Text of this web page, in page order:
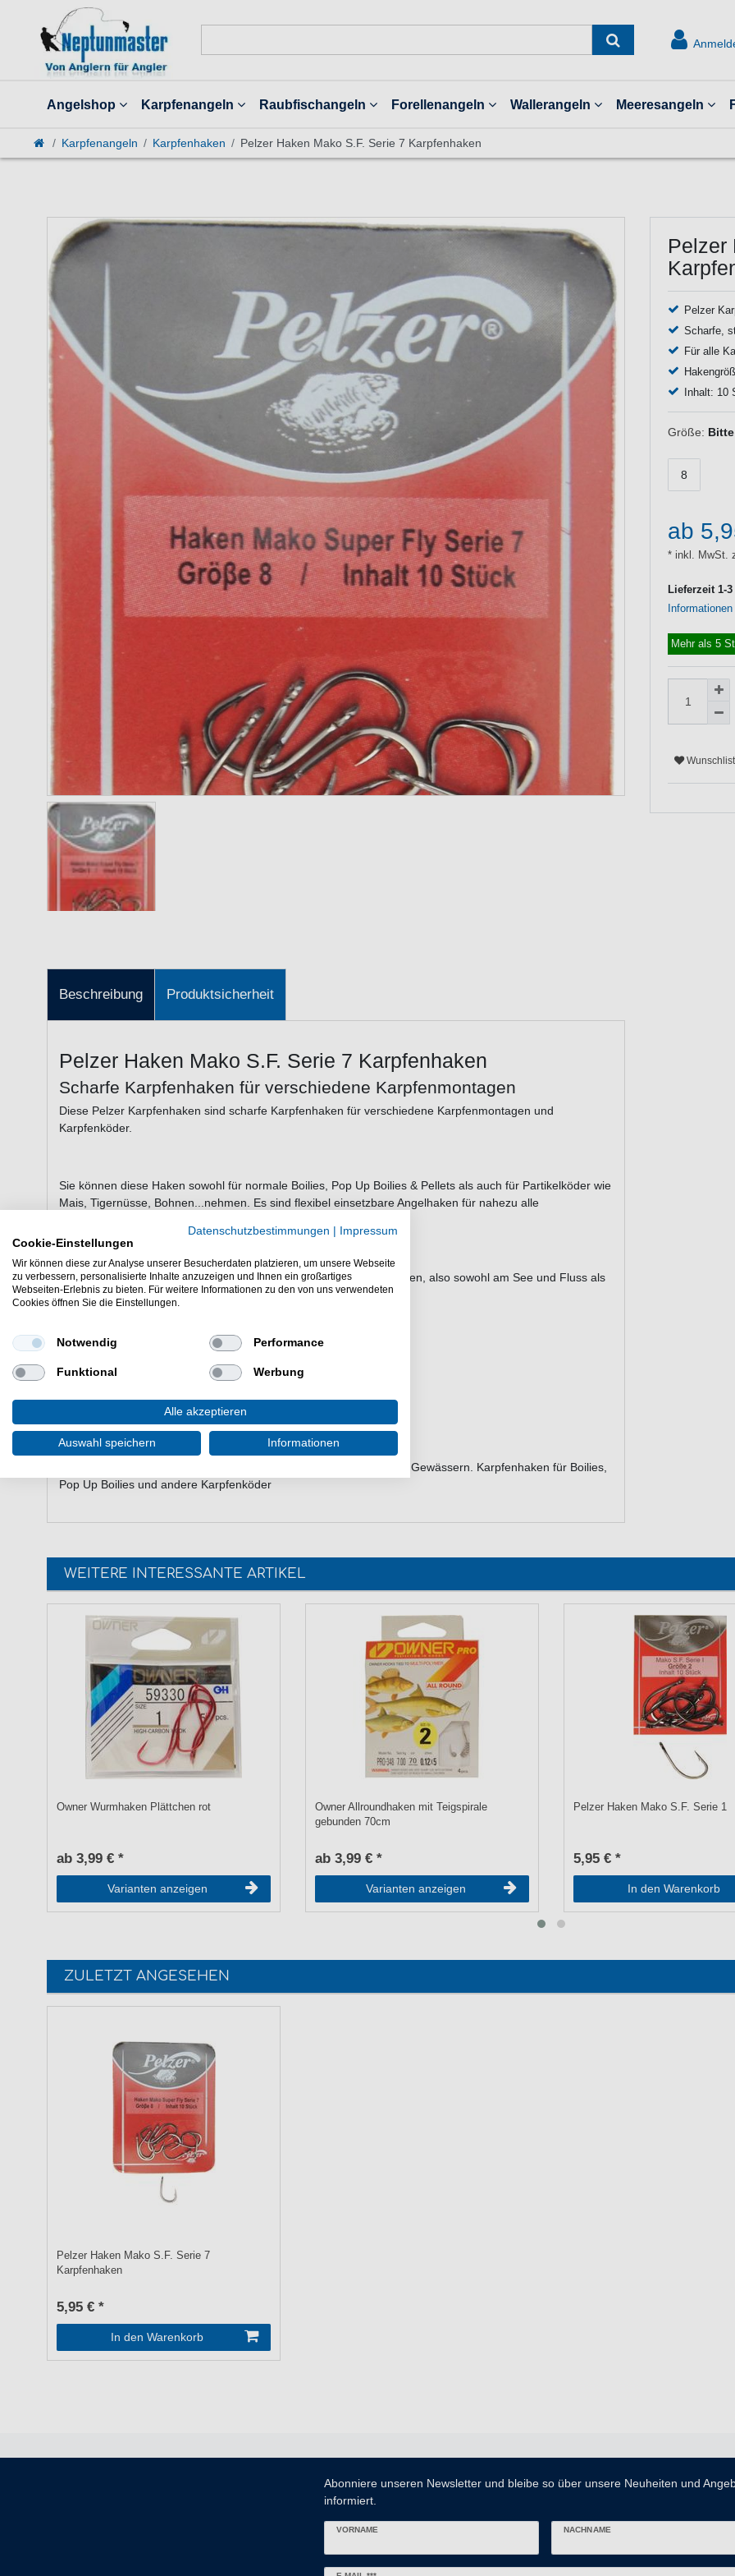
Angelshop Karpfenangeln Raubfischangeln Forellenangeln Wallerangeln Meeresangeln
Karpfenangeln Karpfenhaken Pelzer Haken Mako S.F. Serie 7 Karpfenhaken
Pelzer
Pelzer
Scharfe,
Für alle
Inhalt: 10
Größe:
8
ab
* inkl. MwSt.
Lieferzeit 1-
Mehr als 5
Beschreibung Produktsicherheit
Pelzer Haken Mako S.F. Serie 7 Karpfenhaken
Scharfe Karpfenhaken für verschiedene Karpfenmontagen
Diese Pelzer Karpfenhaken sind scharfe Karpfenhaken für verschiedene Karpfenmontagen und
Karpfenköder.
Sie können diese Haken sowohl für normale Boilies, Pop Up Boilies & Pellets als auch für Partikelköder wie
Mais, Tigernüsse, Bohnen...nehmen. Es sind flexibel einsetzbare Angelhaken für nahezu alle
Diese Pelzer Karpfenhaken können Sie an allen Gewässern einsetzen, also sowohl am See und Fluss als
auch am Kanal.
Hakengröße: wahlweise 2, 4, 6 oder 8
Inhalt pro Packung: 10 Haken
Stabile Pelzer Karpfenhaken zum Karpfenangeln an verschiedenen Gewässern. Karpfenhaken für Boilies,
Pop Up Boilies und andere Karpfenköder
WEITERE INTERESSANTE ARTIKEL
Owner Wurmhaken Plättchen rot
ab 3,99 € *
Varianten anzeigen
Owner Allroundhaken mit Teigspirale
gebunden 70cm
ab 3,99 € *
Varianten anzeigen
Pelzer Haken Mako S.F. Serie 1
5,95 € *
In den Warenkorb
ZULETZT ANGESEHEN
Pelzer Haken Mako S.F. Serie 7
Karpfenhaken
5,95 € *
In den Warenkorb
Abonniere unseren Newsletter und bleibe so über unsere Neuheiten und
informiert.
VORNAME NACHNAME
Datenschutzbestimmungen | Impressum
Cookie-Einstellungen
Wir können diese zur Analyse unserer Besucherdaten platzieren, um unsere Webseite
zu verbessern, personalisierte Inhalte anzuzeigen und Ihnen ein großartiges
Webseiten-Erlebnis zu bieten. Für weitere Informationen zu den von uns verwendeten
Cookies öffnen Sie die Einstellungen.
Notwendig Performance
Funktional Werbung
Alle akzeptieren
Auswahl speichern Informationen